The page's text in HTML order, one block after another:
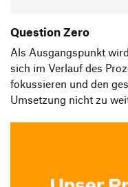
Question Zero
Als Ausgangspunkt
sich im Verlauf des
fokussieren und den
Umsetzung nicht zu